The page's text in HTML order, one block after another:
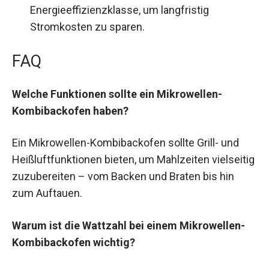
Energieeffizienzklasse, um langfristig
Stromkosten zu sparen.
FAQ
Welche Funktionen sollte ein Mikrowellen-
Kombibackofen haben?
Ein Mikrowellen-Kombibackofen sollte Grill- und
Heißluftfunktionen bieten, um Mahlzeiten vielseitig
zuzubereiten – vom Backen und Braten bis hin
zum Auftauen.
Warum ist die Wattzahl bei einem Mikrowellen-
Kombibackofen wichtig?